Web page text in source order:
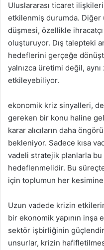
Uluslararası ticaret
etkilenmiş durumda.
düşmesi, özellikle
oluşturuyor. Dış talepteki
hedeflerini gerçeğe
yalnızca üretimi değil,
etkileyebiliyor.
ekonomik kriz sinyalleri,
gereken bir konu haline
karar alıcıların daha
bekleniyor. Sadece kısa
vadeli stratejik planlarla bu
hedeflenmelidir. Bu
için toplumun her
Uzun vadede krizin
bir ekonomik yapının inşa
sektör işbirliğinin
unsurlar, krizin